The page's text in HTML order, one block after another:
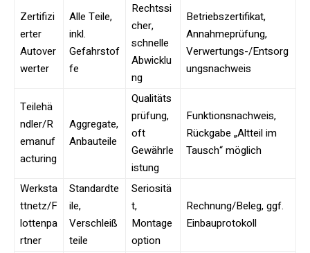
Zertifizi
erter
Autover
werter
Alle Teile,
inkl.
Gefahrstof
fe
Rechtssi
cher,
schnelle
Abwicklu
ng
Betriebszertifikat,
Annahmeprüfung,
Verwertungs-/Entsorg
ungsnachweis
Teilehä
ndler/R
emanuf
acturing
Aggregate,
Anbauteile
Qualitäts
prüfung,
oft
Gewährle
istung
Funktionsnachweis,
Rückgabe „Altteil im
Tausch“ möglich
Werksta
ttnetz/F
lottenpa
rtner
Standardte
ile,
Verschleiß
teile
Seriositä
t,
Montage
option
Rechnung/Beleg, ggf.
Einbauprotokoll